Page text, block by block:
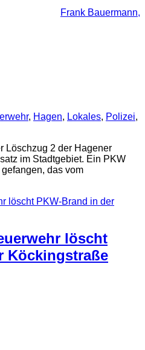
Frank Bauermann,
, Hagen, Lokales, Polizei,
Löschzug 2 der Hagener
im Stadtgebiet. Ein PKW
das vom
löscht
Köckingstraße